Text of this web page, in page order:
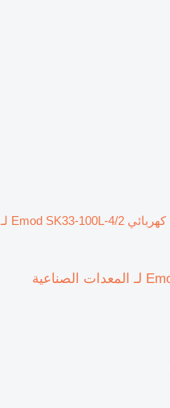
محرك كهربائي Emod SK33-100L-4/2 لـ